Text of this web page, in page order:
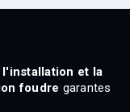
et la
foudre garantes